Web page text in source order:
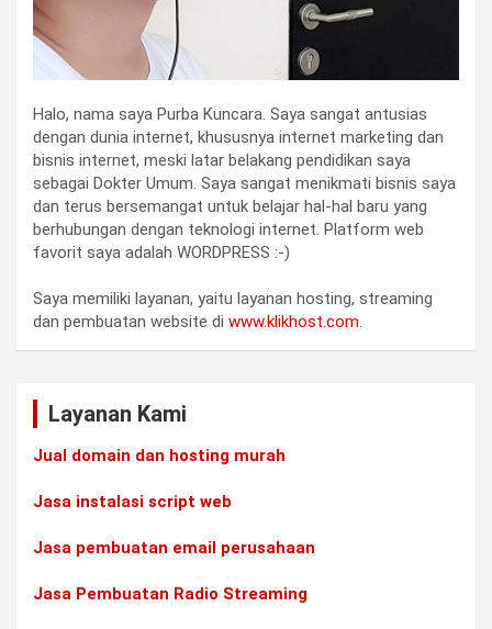
Halo, nama saya Purba Kuncara. Saya sangat antusias
dengan dunia internet, khususnya internet marketing dan
bisnis internet, meski latar belakang pendidikan saya
sebagai Dokter Umum. Saya sangat menikmati bisnis saya
dan terus bersemangat untuk belajar hal-hal baru yang
berhubungan dengan teknologi internet. Platform web
favorit saya adalah WORDPRESS :-)
Saya memiliki layanan, yaitu layanan hosting, streaming
dan pembuatan website di www.klikhost.com.
Layanan Kami
Jual domain dan hosting murah
Jasa instalasi script web
Jasa pembuatan email perusahaan
Jasa Pembuatan Radio Streaming